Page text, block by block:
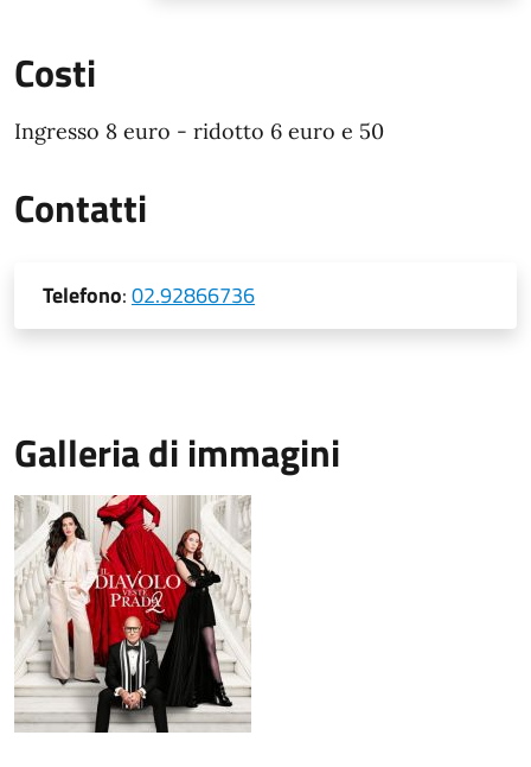
Costi
Ingresso 8 euro - ridotto 6 euro e 50
Contatti
Telefono:02.92866736
Galleria di immagini